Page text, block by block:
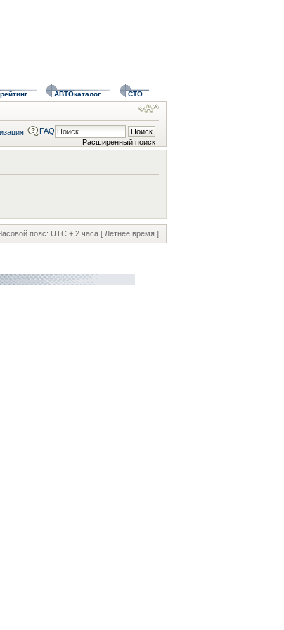
АВТОкаталог СТО
Расширенный поиск
FAQ
пояс: UTC + 2 часа [ Летнее время ]